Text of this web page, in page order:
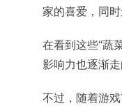
家的喜爱，同
在看到这些“蔬
影响力也逐渐走
不过，随着游